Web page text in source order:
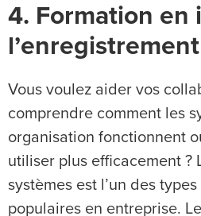
4. Formation en
Vous voulez aider vos
comprendre comment les
organisation fonctionnent
utiliser plus efficacement ?
systèmes est l’un des
populaires en entreprise.